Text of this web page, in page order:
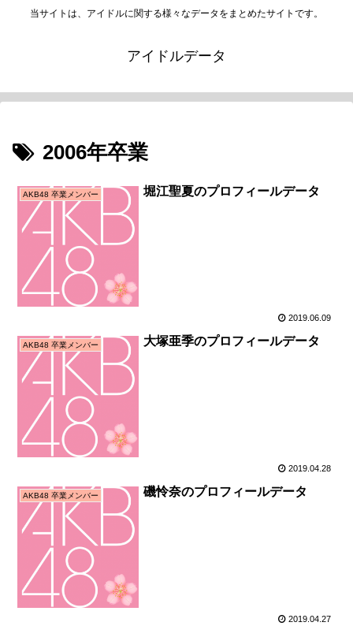
当サイトは、アイドルに関する様々なデータをまとめたサイトです。
アイドルデータ
2006年卒業
AKB48 卒業メンバー 堀江聖夏のプロフィールデータ
2019.06.09
AKB48 卒業メンバー 大塚亜季のプロフィールデータ
2019.04.28
AKB48 卒業メンバー 磯怜奈のプロフィールデータ
2019.04.27